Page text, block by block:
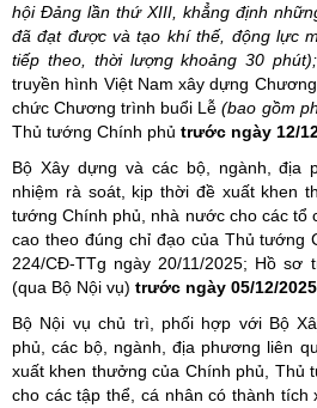
hội Đảng lần thứ XIII, khẳng định
đã đạt được và tạo khí thế, động lực
tiếp theo, thời lượng khoảng 30 phút);
truyền hình Việt Nam xây dựng
chức Chương trình buổi Lễ(bao gồm
Thủ tướng Chính phủ trước ngày 12/
Bộ Xây dựng và các bộ, ngành, địa
nhiệm rà soát, kịp thời đề xuất khen
tướng Chính phủ, nhà nước cho các tổ
cao theo đúng chỉ đạo của Thủ tướng
224/CĐ-TTg ngày 20/11/2025; Hồ sơ
(qua Bộ Nội vụ) trước ngày 05/12/2025
Bộ Nội vụ chủ trì, phối hợp với Bộ
phủ, các bộ, ngành, địa phương liên
xuất khen thưởng của Chính phủ, Thủ
cho các tập thể, cá nhân có thành tích